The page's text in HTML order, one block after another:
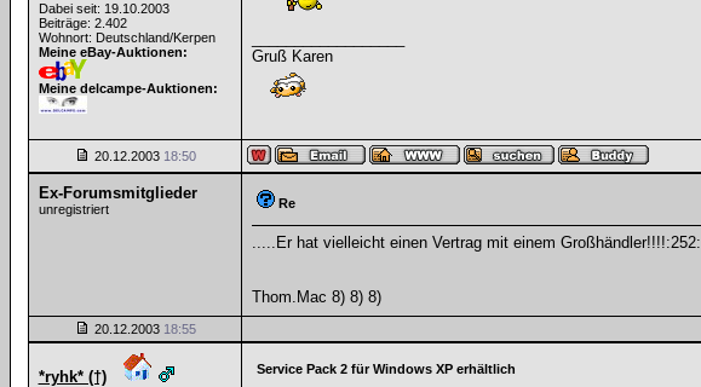
Dabei seit: 19.10.2003
Beiträge: 2.402
Wohnort: Deutschland/Kerpen
Meine eBay-Auktionen:
Meine delcampe-Auktionen:
Gruß Karen
20.12.2003 18:50
Ex-Forumsmitglieder
unregistriert Re
.....Er hat vielleicht einen Vertrag mit einem Großhändler!!!!:252:
Thom.Mac 8) 8) 8)
20.12.2003 18:55
*ryhk* (†) Service Pack 2 für Windows XP erhältlich